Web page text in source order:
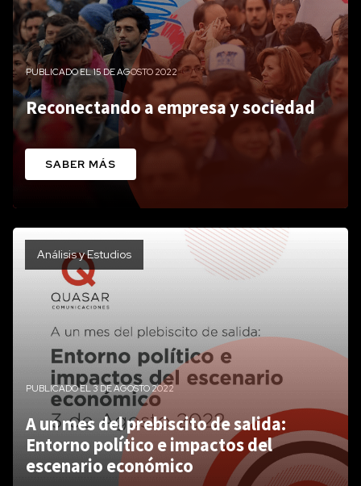
PUBLICADO EL 15 DE AGOSTO 2022
Reconectando a empresa y sociedad
SABER MÁS
Análisis y Estudios
PUBLICADO EL 3 DE AGOSTO 2022
A un mes del prebiscito de salida:
Entorno político e impactos del
escenario económico